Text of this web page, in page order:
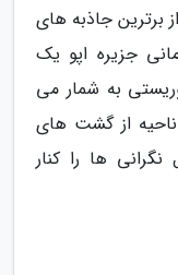
برترین جاذبه های
جزیره اپو یک
به شمار می
ناحیه از گشت های
ها را کنار